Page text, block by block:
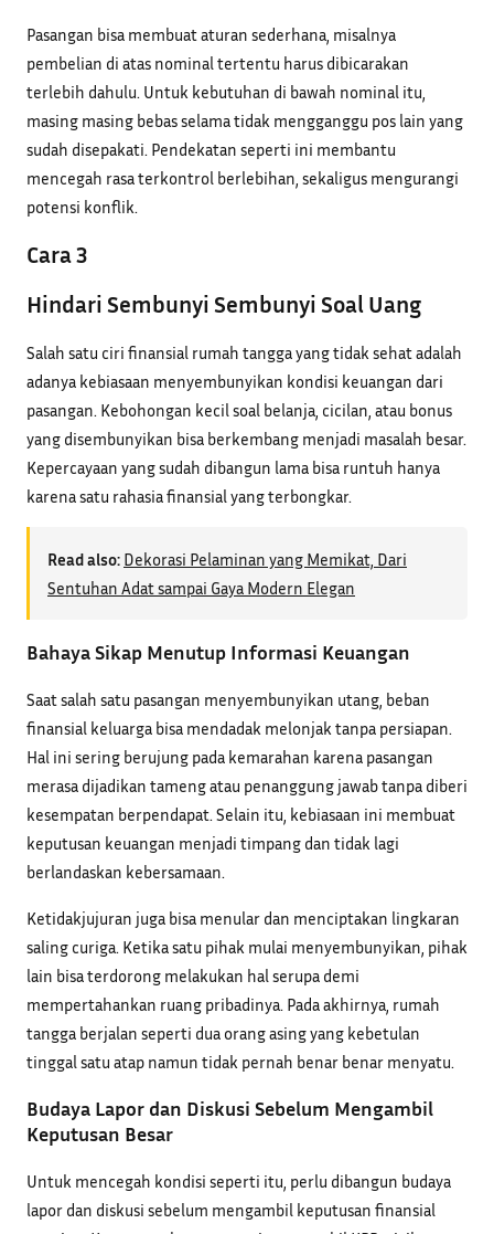
Pasangan bisa membuat aturan sederhana, misalnya
pembelian di atas nominal tertentu harus dibicarakan
terlebih dahulu. Untuk kebutuhan di bawah nominal itu,
masing masing bebas selama tidak mengganggu pos lain yang
sudah disepakati. Pendekatan seperti ini membantu
mencegah rasa terkontrol berlebihan, sekaligus mengurangi
potensi konflik.
Cara 3
Hindari Sembunyi Sembunyi Soal Uang
Salah satu ciri finansial rumah tangga yang tidak sehat adalah
adanya kebiasaan menyembunyikan kondisi keuangan dari
pasangan. Kebohongan kecil soal belanja, cicilan, atau bonus
yang disembunyikan bisa berkembang menjadi masalah besar.
Kepercayaan yang sudah dibangun lama bisa runtuh hanya
karena satu rahasia finansial yang terbongkar.
Read also: Dekorasi Pelaminan yang Memikat, Dari
Sentuhan Adat sampai Gaya Modern Elegan
Bahaya Sikap Menutup Informasi Keuangan
Saat salah satu pasangan menyembunyikan utang, beban
finansial keluarga bisa mendadak melonjak tanpa persiapan.
Hal ini sering berujung pada kemarahan karena pasangan
merasa dijadikan tameng atau penanggung jawab tanpa diberi
kesempatan berpendapat. Selain itu, kebiasaan ini membuat
keputusan keuangan menjadi timpang dan tidak lagi
berlandaskan kebersamaan.
Ketidakjujuran juga bisa menular dan menciptakan lingkaran
saling curiga. Ketika satu pihak mulai menyembunyikan, pihak
lain bisa terdorong melakukan hal serupa demi
mempertahankan ruang pribadinya. Pada akhirnya, rumah
tangga berjalan seperti dua orang asing yang kebetulan
tinggal satu atap namun tidak pernah benar benar menyatu.
Budaya Lapor dan Diskusi Sebelum Mengambil
Keputusan Besar
Untuk mencegah kondisi seperti itu, perlu dibangun budaya
lapor dan diskusi sebelum mengambil keputusan finansial